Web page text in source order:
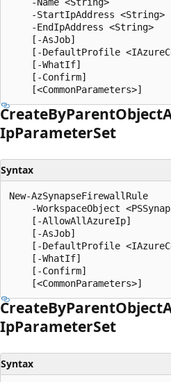
    -StartIpAddress <String>
    -EndIpAddress <String>
    [-AsJob]
[-DefaultProfile
    [-WhatIf]
    [-Confirm]
CreateByParentObject
IpParameterSet
Syntax
New-AzSynapseFirewallRule
-WorkspaceObject
    [-AllowAllAzureIp]
    [-AsJob]
[-DefaultProfile
    [-WhatIf]
    [-Confirm]
CreateByParentObject
IpParameterSet
Syntax